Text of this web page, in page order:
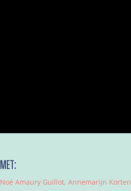
MET:
Noé Amaury Guillot, Annemarijn Korten